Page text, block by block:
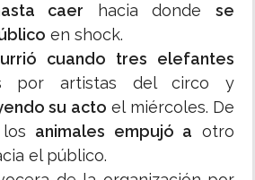
caer hacia dondese
en shock.
cuando tres elefantes
por artistas del circo y
su acto el miércoles. De
animales empujó a otro
el público.